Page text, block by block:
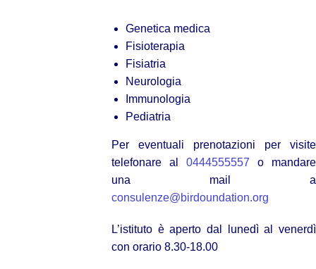
Genetica medica
Fisioterapia
Fisiatria
Neurologia
Immunologia
Pediatria
Per eventuali prenotazioni per visite
telefonare al 0444555557 o mandare
una mail a
consulenze@birdoundation.org
L’istituto è aperto dal lunedì al venerdì
con orario 8.30-18.00